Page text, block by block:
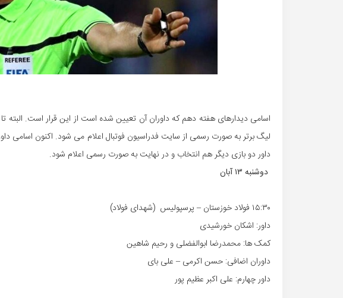
اسامی دیدارهای هفته دهم که داوران آن تعیین شده است از این قرار است. البته
داور دو بازی دیگر هم انتخاب و در نهایت به صورت رسمی اعلام شود.
دوشنبه ۱۳ آبان
۱۵:۳۰ فولاد خوزستان – پرسپولیس (شهدای فولاد)
داور: اشکان خورشیدی
کمک ها: محمدرضا ابوالفضلی و رحیم شاهین
داوران اضافی: حسن اکرمی – علی بای
داور چهارم: علی اکبر عظیم پور